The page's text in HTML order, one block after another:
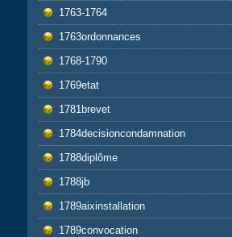
1763-1764
1763ordonnances
1768-1790
1769etat
1781brevet
1784decisioncondamnation
1788diplôme
1788jb
1789aixinstallation
1789convocation